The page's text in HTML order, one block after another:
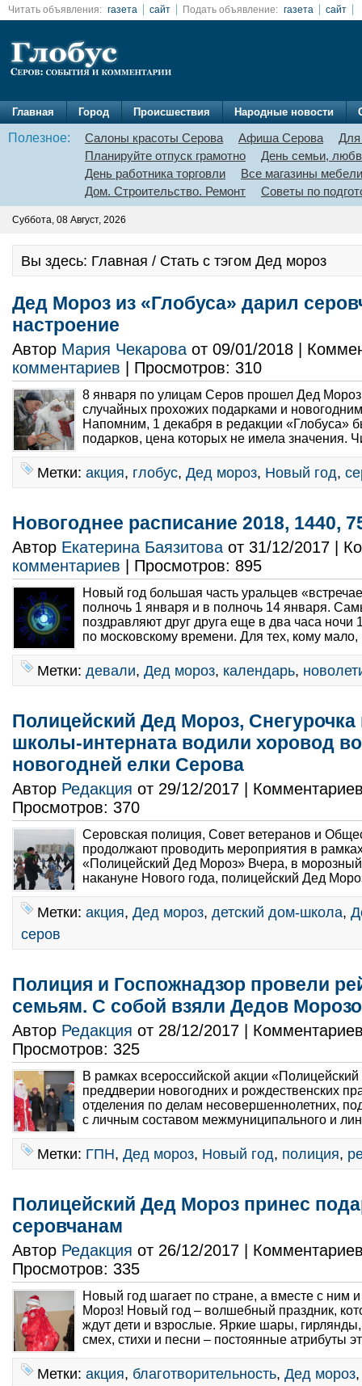
Читать объявления: газета сайт Подать объявление: газета сайт
Главная Город Происшествия Народные новости
Полезное: Салоны красоты Серова Афиша Серова
Для
Планируйте отпуск грамотно
День семьи,
День работника торговли
Все магазины мебели
Дом. Строительство. Ремонт
Советы по
Суббота, 08 Август, 2026
Вы здесь: Главная / Стать с тэгом Дед мороз
Дед Мороз из «Глобуса» дарил
настроение
Автор Мария Чекарова от 09/01/2018 |
комментариев | Просмотров: 310
8 января по улицам Серов прошел Дед Мороз
случайных прохожих подарками и
Напомним, 1 декабря в редакции «Глобуса»
подарков, цена которых не имела значения.
Метки: акция, глобус, Дед мороз, Новый год,
Новогоднее расписание 2018, 1440,
Автор Екатерина Баязитова от 31/12/2017 |
комментариев | Просмотров: 895
Новый год большая часть уральцев
полночь 1 января и в полночь 14 января.
поздравляют друг друга еще в два часа ночи
по московскому времени. Для тех, кому
Метки: девали, Дед мороз, календарь,
Полицейский Дед Мороз,
школы-интерната водили хоровод
новогодней елки Серова
Автор Редакция от 29/12/2017 |
Просмотров: 370
Серовская полиция, Совет ветеранов и
продолжают проводить мероприятия в
«Полицейский Дед Мороз» Вчера, в морозный
накануне Нового года, полицейский Дед
Метки: акция, Дед мороз, детский дом-школа,
серов
Полиция и Госпожнадзор провели
семьям. С собой взяли Дедов
Автор Редакция от 28/12/2017 |
Просмотров: 325
В рамках всероссийской акции
преддверии новогодних и рождественских
отделения по делам несовершеннолетних,
с личным составом межмуниципального и
Метки: ГПН, Дед мороз, Новый год, полиция,
Полицейский Дед Мороз принес
серовчанам
Автор Редакция от 26/12/2017 |
Просмотров: 335
Новый год шагает по стране, а вместе с ним
Мороз! Новый год – волшебный праздник,
ждут дети и взрослые. Яркие шары,
смех, стихи и песни – постоянные атрибуты
Метки: акция, благотворительность, Дед мороз